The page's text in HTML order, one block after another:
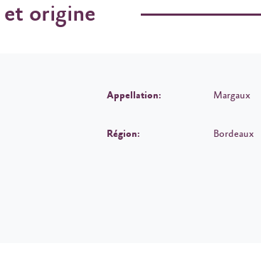
origine
Appellation: Margaux
Région: Bordeaux